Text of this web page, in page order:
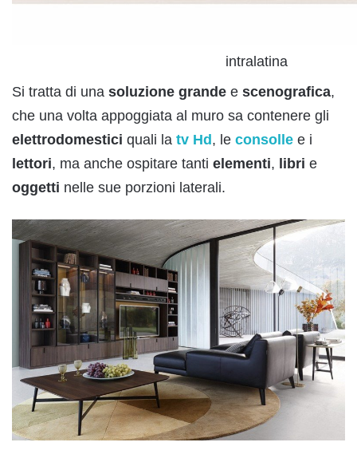
intralatina
Si tratta di una soluzione grande e scenografica,
che una volta appoggiata al muro sa contenere gli
elettrodomestici quali la tv Hd , le consolle e i
lettori, ma anche ospitare tanti elementi, libri e
oggetti nelle sue porzioni laterali.